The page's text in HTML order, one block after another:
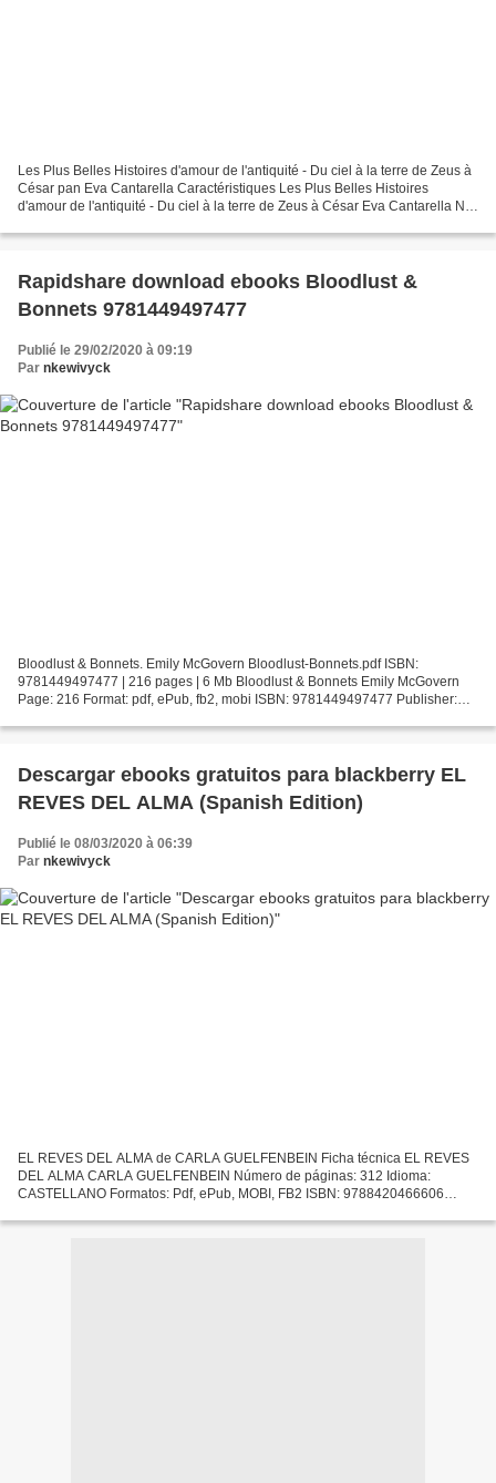
Les Plus Belles Histoires d'amour de l'antiquité - Du ciel à la terre de Zeus à
César pan Eva Cantarella Caractéristiques Les Plus Belles Histoires
d'amour de l'antiquité - Du ciel à la terre de Zeus à César Eva Cantarella Nb.
Rapidshare download ebooks Bloodlust &
Bonnets 9781449497477
Publié le 29/02/2020 à 09:19
Par nkewivyck
Bloodlust & Bonnets. Emily McGovern Bloodlust-Bonnets.pdf ISBN:
9781449497477 | 216 pages | 6 Mb Bloodlust & Bonnets Emily McGovern
Page: 216 Format: pdf, ePub, fb2, mobi ISBN: 9781449497477 Publisher:
Descargar ebooks gratuitos para blackberry EL
REVES DEL ALMA (Spanish Edition)
Publié le 08/03/2020 à 06:39
Par nkewivyck
EL REVES DEL ALMA de CARLA GUELFENBEIN Ficha técnica EL REVES
DEL ALMA CARLA GUELFENBEIN Número de páginas: 312 Idioma:
CASTELLANO Formatos: Pdf, ePub, MOBI, FB2 ISBN: 9788420466606
Descargar...